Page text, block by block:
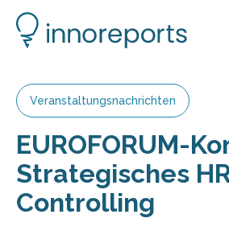
Veranstaltungsnachrichten
EUROFORUM-
Strategisches
Controlling